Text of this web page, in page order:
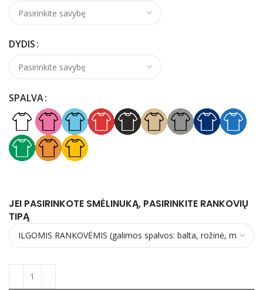
DYDIS
SPALVA
JEI PASIRINKOTE SMĖLINUKĄ, PASIRINKITE RANKOVIŲ
TIPĄ